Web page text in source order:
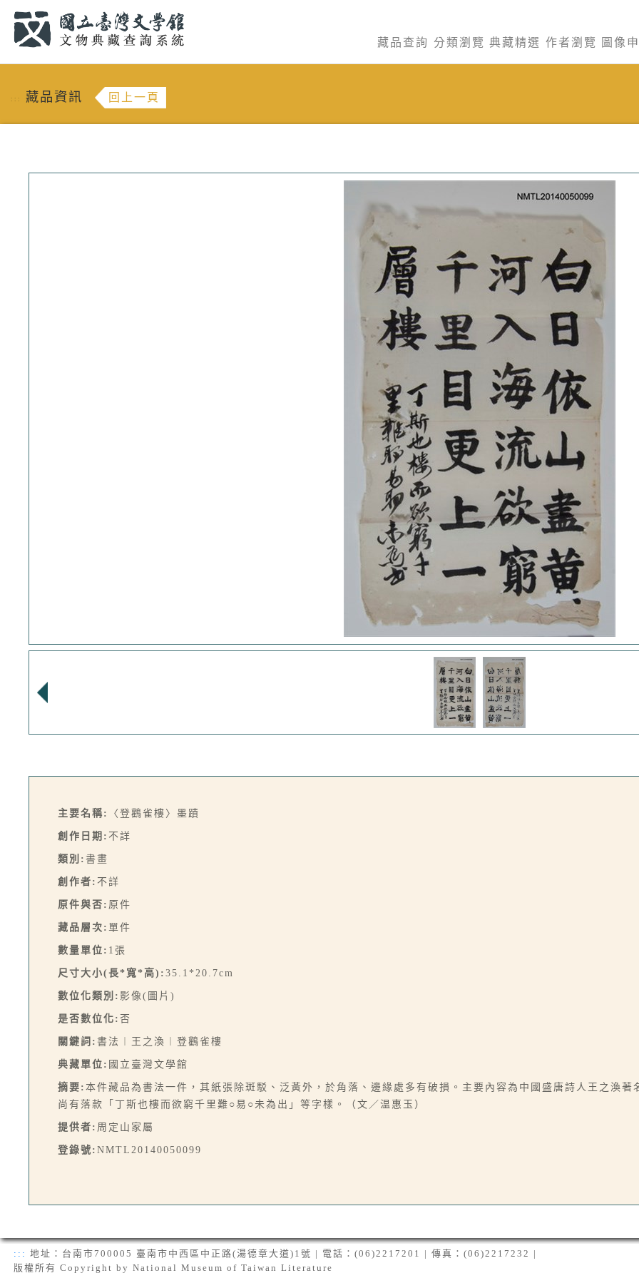
藏品查詢 分類瀏覽 典藏精選 作者瀏覽 圖像
::: 藏品資訊 回上一頁
主要名稱: 〈登鸛雀樓〉墨蹟
創作日期: 不詳
類別: 書畫
創作者: 不詳
原件與否: 原件
藏品層次: 單件
數量單位: 1張
尺寸大小(長*寬*高): 35.1*20.7cm
數位化類別: 影像(圖片)
是否數位化: 否
關鍵詞: 書法︱王之渙︱登鸛雀樓
典藏單位: 國立臺灣文學館
摘要: 本件藏品為書法一件，其紙張除斑駁、泛黃外，於角落、邊緣處多有破損。主要內容為中國盛唐詩人王之渙
尚有落款「丁斯也樓而欲窮千里難○易○未為出」等字樣。（文／温惠玉）
提供者: 周定山家屬
登錄號: NMTL20140050099
::: 地址：台南市700005 臺南市中西區中正路(湯德章大道)1號 | 電話：(06)2217201 | 傳真：(06)2217232 |
版權所有 Copyright by National Museum of Taiwan Literature